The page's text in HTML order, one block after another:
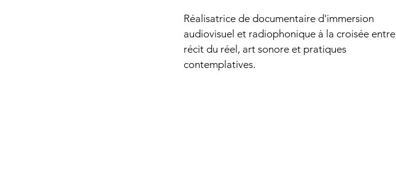
Réalisatrice de documentaire d'immersion
audiovisuel et radiophonique à la croisée entre
récit du réel, art sonore et pratiques
contemplatives.